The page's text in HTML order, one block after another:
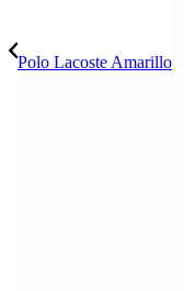
Polo Lacoste Amarillo